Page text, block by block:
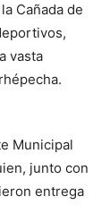
Cañada de
vasta
Municipal
junto con
entrega